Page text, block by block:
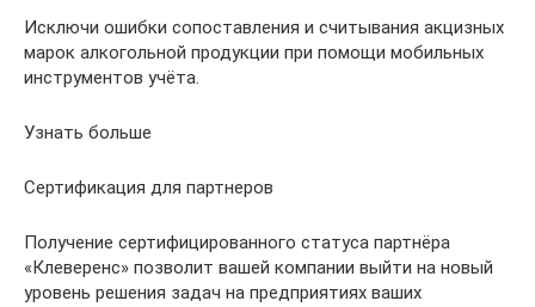
Исключи ошибки сопоставления и считывания акцизных
марок алкогольной продукции при помощи мобильных
инструментов учёта.
Узнать больше
Сертификация для партнеров
Получение сертифицированного статуса партнёра
«Клеверенс» позволит вашей компании выйти на новый
уровень решения задач на предприятиях ваших